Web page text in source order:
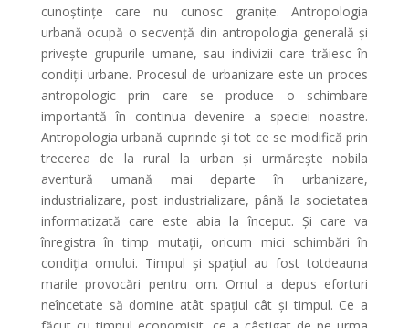
cunoştinţe care nu cunosc graniţe. Antropologia
urbană ocupă o secvenţă din antropologia generală şi
priveşte grupurile umane, sau indivizii care trăiesc în
condiţii urbane. Procesul de urbanizare este un proces
antropologic prin care se produce o schimbare
importantă în continua devenire a speciei noastre.
Antropologia urbană cuprinde şi tot ce se modifică prin
trecerea de la rural la urban şi urmăreşte nobila
aventură umană mai departe în urbanizare,
industrializare, post industrializare, până la societatea
informatizată care este abia la început. Şi care va
înregistra în timp mutaţii, oricum mici schimbări în
condiţia omului. Timpul şi spaţiul au fost totdeauna
marile provocări pentru om. Omul a depus eforturi
neîncetate să domine atât spaţiul cât şi timpul. Ce a